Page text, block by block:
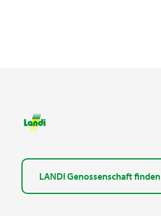
LANDI Genossenschaft finden